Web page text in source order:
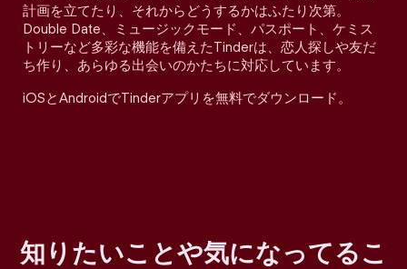
計画を立てたり、それからどうするかはふたり次第。
Double Date、ミュージックモード、パスポート、ケミス
トリーなど多彩な機能を備えたTinderは、恋人探しや友だ
ち作り、あらゆる出会いのかたちに対応しています。
iOSとAndroidでTinderアプリを無料でダウンロード。
知りたいことや気になってるこ